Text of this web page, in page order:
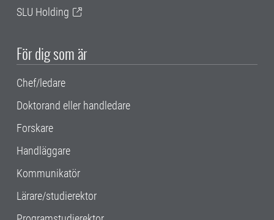
SLU Holding
För dig som är
Chef/ledare
Doktorand eller handledare
Forskare
Handläggare
Kommunikatör
Lärare/studierektor